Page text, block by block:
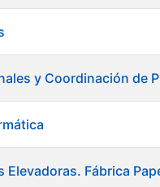
y Coordinación de
Fábrica